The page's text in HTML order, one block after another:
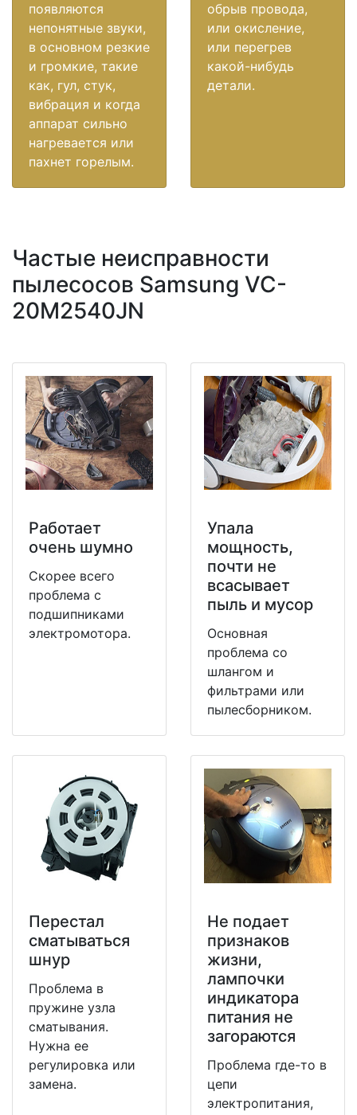
появляются
непонятные звуки,
в основном резкие
и громкие, такие
как, гул, стук,
вибрация и когда
аппарат сильно
нагревается или
пахнет горелым.
обрыв провода,
или окисление,
или перегрев
какой-нибудь
детали.
Частые неисправности
пылесосов Samsung VC-
20M2540JN
Работает
очень шумно
Скорее всего
проблема с
подшипниками
электромотора.
Упала
мощность,
почти не
всасывает
пыль и мусор
Основная
проблема со
шлангом и
фильтрами или
пылесборником.
Перестал
сматываться
шнур
Проблема в
пружине узла
сматывания.
Нужна ее
регулировка или
замена.
Не подает
признаков
жизни,
лампочки
индикатора
питания не
загораются
Проблема где-то в
цепи
электропитания,